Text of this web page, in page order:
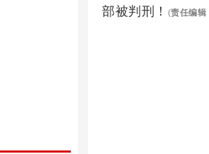
部被判刑！
(责任编辑